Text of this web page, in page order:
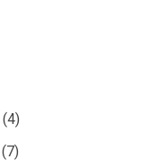
(4)
(7)